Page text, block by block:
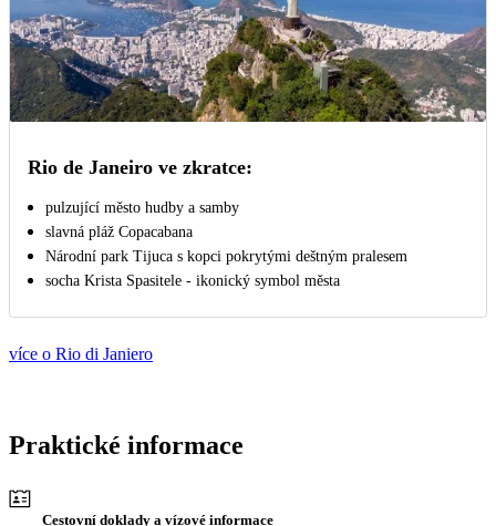
Rio de Janeiro ve zkratce:
pulzující město hudby a samby
slavná pláž Copacabana
Národní park Tijuca s kopci pokrytými deštným pralesem
socha Krista Spasitele - ikonický symbol města
více o Rio di Janiero
Praktické informace
Cestovní doklady a vízové informace